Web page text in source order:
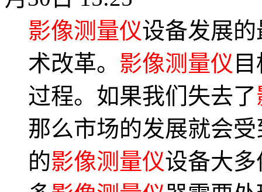
影像测量仪设备发展
术改革。 影像测量仪
过程。如果我们失去了
那么市场的发展就会
的影像测量仪设备大